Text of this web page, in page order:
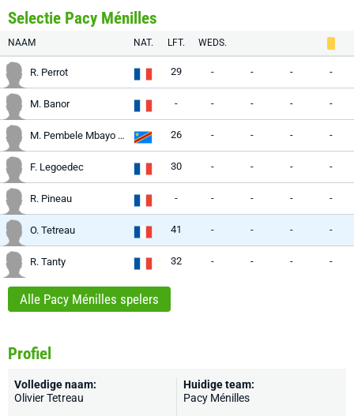
Selectie Pacy Ménilles
NAAM NAT. LFT. WEDS.
R. Perrot 29 - - - -
M. Banor - - - - -
M. Pembele Mbayo Kaya 26 - - - -
F. Legoedec 30 - - - -
R. Pineau - - - - -
O. Tetreau 41 - - - -
R. Tanty 32 - - - -
Alle Pacy Ménilles spelers
Profiel
Volledige naam:
Olivier Tetreau
Huidige team:
Pacy Ménilles